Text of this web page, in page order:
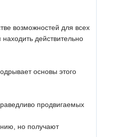
возможностей для всех
действительно
основы этого
продвигаемых
но получают